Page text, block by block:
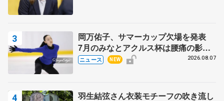
岡万佑子、サマーカップ欠場を発表
7月のみなとアクルス杯は腰痛の影響
で
ニュース NEW 2026.08.07
羽生結弦さん衣装モチーフの吹き流し